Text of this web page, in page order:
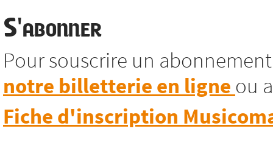
S'abonner
Pour souscrire un
notre billetterie en ligne ou
Fiche d'inscription